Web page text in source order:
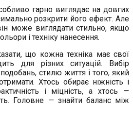
гарно виглядає на довгих
розкрити його ефект. Але
може виглядати стильно, якщо
і техніку нанесення.
що кожна техніка має свої
для різних ситуацій. Вибір
стилю життя і того, який
Хтось обирає ніжність і
і міцність, а хтось —
Головне — знайти баланс між